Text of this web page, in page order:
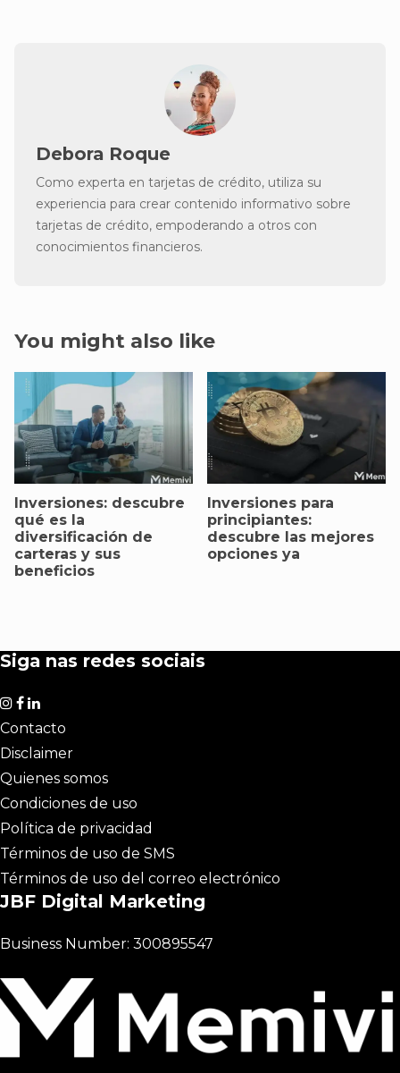
Debora Roque
Como experta en tarjetas de crédito, utiliza su
experiencia para crear contenido informativo sobre
tarjetas de crédito, empoderando a otros con
conocimientos financieros.
You might also like
Inversiones: descubre
qué es la
diversificación de
carteras y sus
beneficios
Inversiones para
principiantes:
descubre las mejores
opciones ya
Siga nas redes sociais
Contacto
Disclaimer
Quienes somos
Condiciones de uso
Política de privacidad
Términos de uso de SMS
Términos de uso del correo electrónico
JBF Digital Marketing
Business Number: 300895547